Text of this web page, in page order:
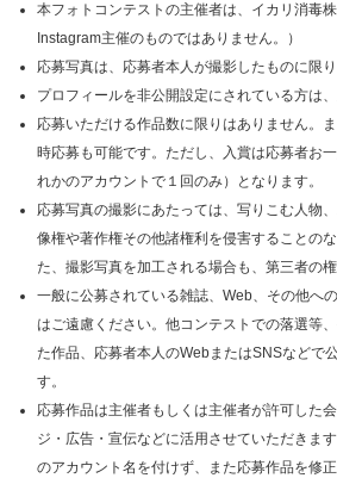
本フォトコンテストの主催者は、イカリ消毒
Instagram主催のものではありません。）
応募写真は、応募者本人が撮影したものに限り
プロフィールを非公開設定にされている方は
応募いただける作品数に限りはありません。
時応募も可能です。ただし、入賞は応募者お
れかのアカウントで１回のみ）となります。
応募写真の撮影にあたっては、写りこむ人物
像権や著作権その他諸権利を侵害することの
た、撮影写真を加工される場合も、第三者の
一般に公募されている雑誌、Web、その他へ
はご遠慮ください。他コンテストでの落選等
た作品、応募者本人のWebまたはSNSなどで
す。
応募作品は主催者もしくは主催者が許可した
ジ・広告・宣伝などに活用させていただきま
のアカウント名を付けず、また応募作品を修